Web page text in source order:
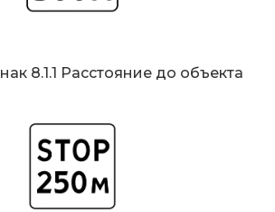
8.1.1 Расстояние до объекта